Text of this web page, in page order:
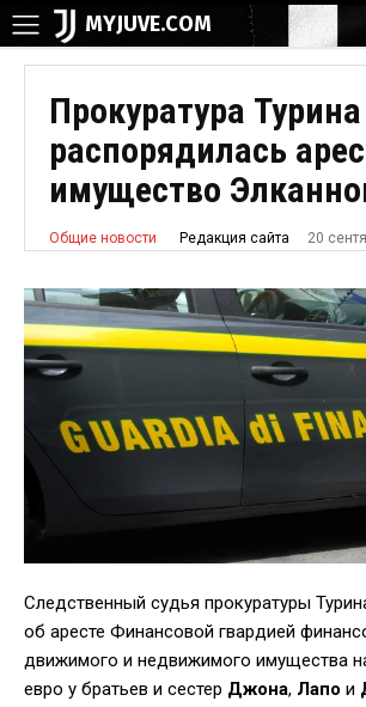
MYJUVE.COM
Прокуратура Турина
распорядилась
имущество
Общие новости Редакция сайта 20
Следственный судья прокуратуры
об аресте Финансовой гвардией
движимого и недвижимого имущества
евро у братьев и сестер Джона, Лапо и